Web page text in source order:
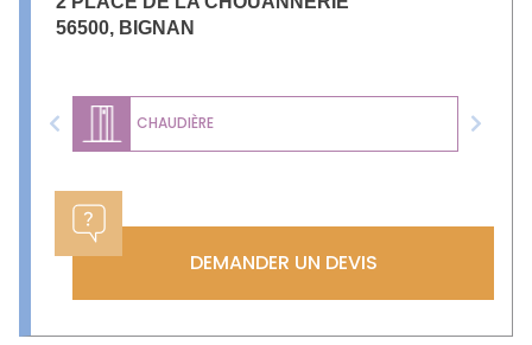
56500, BIGNAN
CHAUDIÈRE
Previous Next
DEMANDER UN DEVIS